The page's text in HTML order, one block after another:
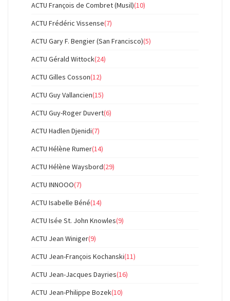
ACTU François de Combret (Musil)(10)
ACTU Frédéric Vissense(7)
ACTU Gary F. Bengier (San Francisco)(5)
ACTU Gérald Wittock(24)
ACTU Gilles Cosson(12)
ACTU Guy Vallancien(15)
ACTU Guy-Roger Duvert(6)
ACTU Hadlen Djenidi(7)
ACTU Hélène Rumer(14)
ACTU Hélène Waysbord(29)
ACTU INNOOO(7)
ACTU Isabelle Béné(14)
ACTU Isée St. John Knowles(9)
ACTU Jean Winiger(9)
ACTU Jean-François Kochanski(11)
ACTU Jean-Jacques Dayries(16)
ACTU Jean-Philippe Bozek(10)